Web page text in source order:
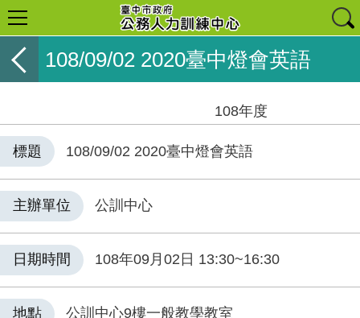
108/09/02 2020臺中燈會英語
108年度
標題 108/09/02 2020臺中燈會英語
主辦單位 公訓中心
日期時間 108年09月02日 13:30~16:30
地點 公訓中心9樓一般教學教室